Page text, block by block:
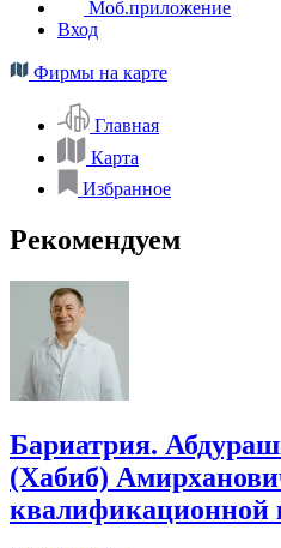
Моб.приложение
Вход
Фирмы на карте
Главная
Карта
Избранное
Рекомендуем
Бариатрия.
(Хабиб)
квалификационной